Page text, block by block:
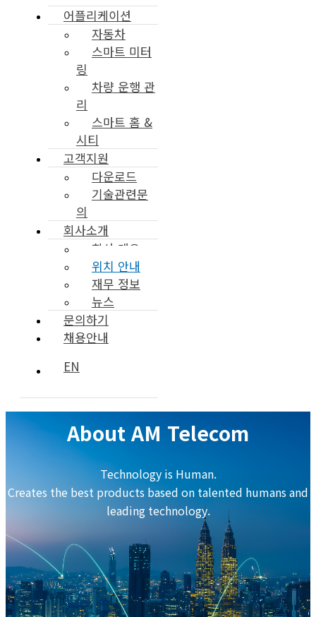
어플리케이션
자동차
스마트 미터
링
차량 운행 관
리
스마트 홈 &
시티
고객지원
다운로드
기술관련문
의
회사소개
회사 개요
위치 안내
재무 정보
뉴스
문의하기
채용안내
EN
About AM Telecom
Technology is Human.
Creates the best products based on talented humans and
leading technology.